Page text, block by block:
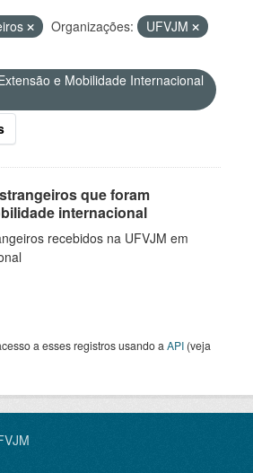
Organizações:
UFVJM
e Mobilidade Internacional
que foram
internacional
recebidos na UFVJM em
a esses registros usando a API (veja